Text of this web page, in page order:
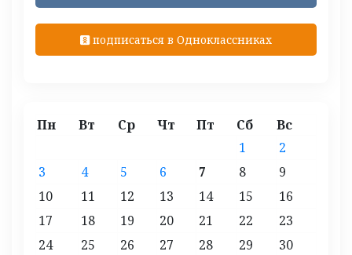
подписаться в Одноклассниках
Пн Вт Ср Чт Пт Сб Вс
1
2
3
4 5 6 7 8
9
10
11 12 13 14 15
16
17
18 19 20 21 22
23
24
25 26 27 28 29
30